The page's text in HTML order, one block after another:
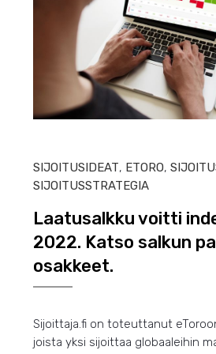
SIJOITUSIDEAT, ETORO,
SIJOITUSSTRATEGIA
Laatusalkku voitti
2022. Katso salkun
osakkeet.
Sijoittaja.fi on toteuttanut
joista yksi sijoittaa globaaleihin